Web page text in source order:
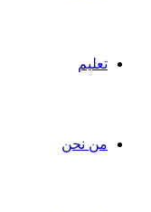
تعليم
من نحن